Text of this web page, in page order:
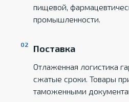
пищевой,
промышленности.
Поставка
Отлаженная логистика
сжатые сроки. Товары
таможенными